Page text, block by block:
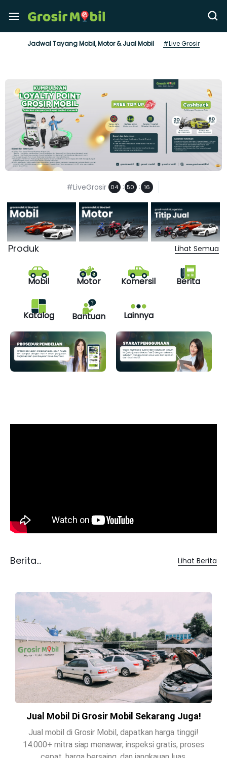
Jadwal Tayang Mobil, Motor & Jual Mobil #Live Grosir
#LiveGrosir 04 : 50 : 16
Produk Lihat Semua
Berita
Komersil
Lainnya
Motor
Bantuan
Mobil
Katalog
Berita... Lihat Berita
Jual Mobil Di Grosir Mobil Sekarang Juga!
Jual mobil di Grosir Mobil, dapatkan harga tinggi!
14.000+ mitra siap menawar, inspeksi gratis, proses